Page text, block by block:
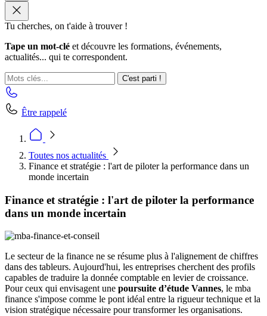
Tu cherches, on t'aide à trouver !
Tape un mot-clé et découvre les formations, événements,
actualités... qui te correspondent.
C'est parti !
Être rappelé
Toutes nos actualités
Finance et stratégie : l'art de piloter la performance dans un
monde incertain
Finance et stratégie : l'art de piloter la performance
dans un monde incertain
Le secteur de la finance ne se résume plus à l'alignement de chiffres
dans des tableurs. Aujourd'hui, les entreprises cherchent des profils
capables de traduire la donnée comptable en levier de croissance.
Pour ceux qui envisagent une poursuite d’étude Vannes, le mba
finance s'impose comme le pont idéal entre la rigueur technique et la
vision stratégique nécessaire pour transformer les organisations.